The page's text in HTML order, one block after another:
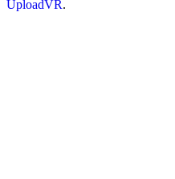
UploadVR.